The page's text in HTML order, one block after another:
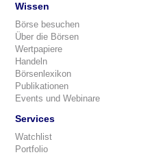
Wissen
Börse besuchen
Über die Börsen
Wertpapiere
Handeln
Börsenlexikon
Publikationen
Events und Webinare
Services
Watchlist
Portfolio